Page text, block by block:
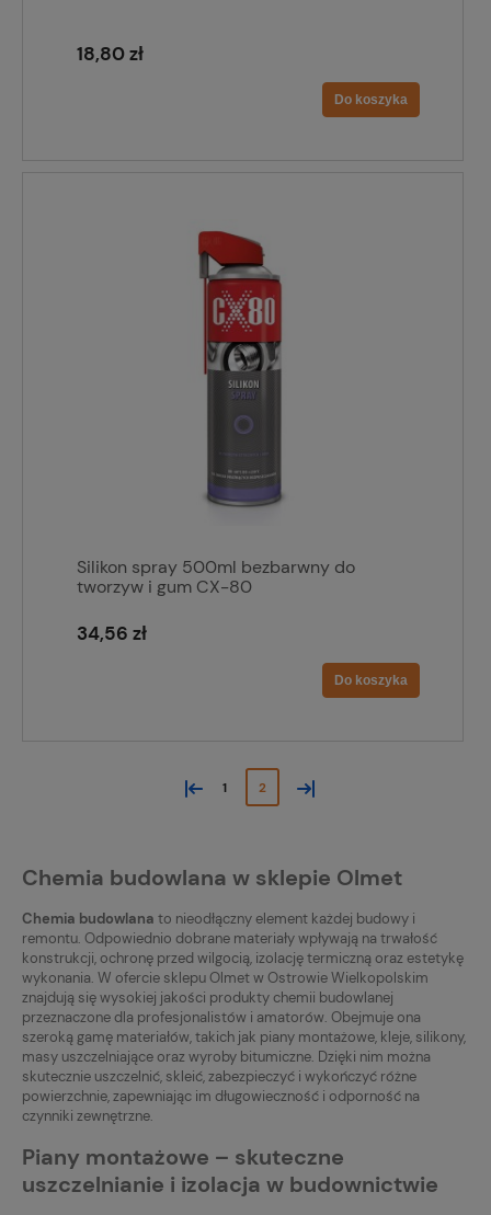
18,80 zł
Do koszyka
Silikon spray 500ml bezbarwny do
tworzyw i gum CX-80
34,56 zł
Do koszyka
« 1 2 »
Chemia budowlana w sklepie Olmet
Chemia budowlana to nieodłączny element każdej budowy i
remontu. Odpowiednio dobrane materiały wpływają na trwałość
konstrukcji, ochronę przed wilgocią, izolację termiczną oraz estetykę
wykonania. W ofercie sklepu Olmet w Ostrowie Wielkopolskim
znajdują się wysokiej jakości produkty chemii budowlanej
przeznaczone dla profesjonalistów i amatorów. Obejmuje ona
szeroką gamę materiałów, takich jak piany montażowe, kleje, silikony,
masy uszczelniające oraz wyroby bitumiczne. Dzięki nim można
skutecznie uszczelnić, skleić, zabezpieczyć i wykończyć różne
powierzchnie, zapewniając im długowieczność i odporność na
czynniki zewnętrzne.
Piany montażowe – skuteczne
uszczelnianie i izolacja w budownictwie